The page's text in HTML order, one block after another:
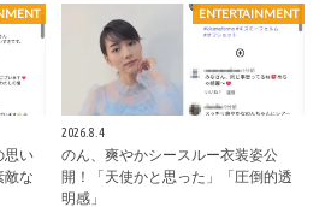
思い
敵な
ENTERTAINMENT
2026.8.4
のん、爽やかシースルー衣装姿公
開！「天使かと思った」「圧倒的透
明感」